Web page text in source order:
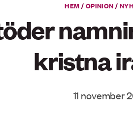
HEM / OPINION /
kristna
11 november